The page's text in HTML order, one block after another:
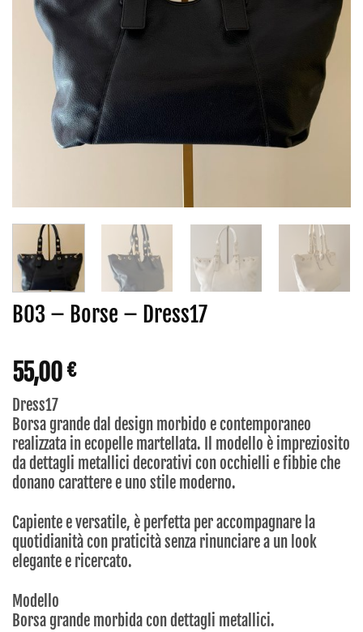
B03 – Borse – Dress17
55,00 €
Dress17
Borsa grande dal design morbido e contemporaneo
realizzata in ecopelle martellata. Il modello è impreziosito
da dettagli metallici decorativi con occhielli e fibbie che
donano carattere e uno stile moderno.
Capiente e versatile, è perfetta per accompagnare la
quotidianità con praticità senza rinunciare a un look
elegante e ricercato.
Modello
Borsa grande morbida con dettagli metallici.